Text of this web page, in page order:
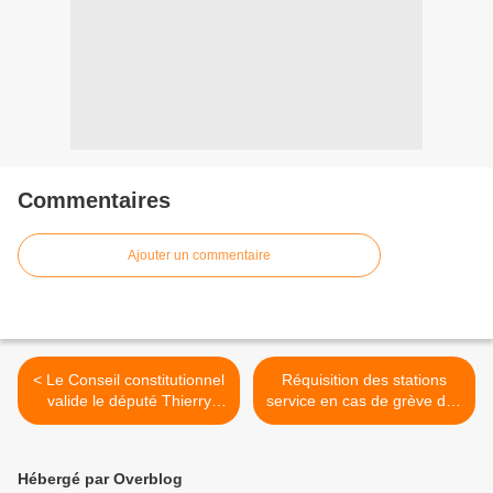
Commentaires
Ajouter un commentaire
< Le Conseil constitutionnel
valide le député Thierry
Robert
Réquisition des stations
service en cas de grève des
gérants dans les DOM >
Hébergé par Overblog